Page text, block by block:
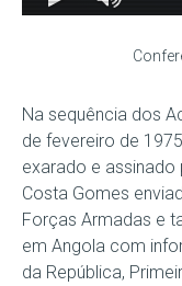
Conferência de
Na sequência dos
de fevereiro de
exarado e assinado
Costa Gomes
Forças Armadas e
em Angola com
da República,